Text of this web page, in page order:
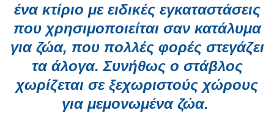
ένα κτίριο με ειδικές εγκαταστάσεις
που χρησιμοποιείται σαν κατάλυμα
για ζώα, που πολλές φορές στεγάζει
τα άλογα. Συνήθως ο στάβλος
χωρίζεται σε ξεχωριστούς χώρους
για μεμονωμένα ζώα.